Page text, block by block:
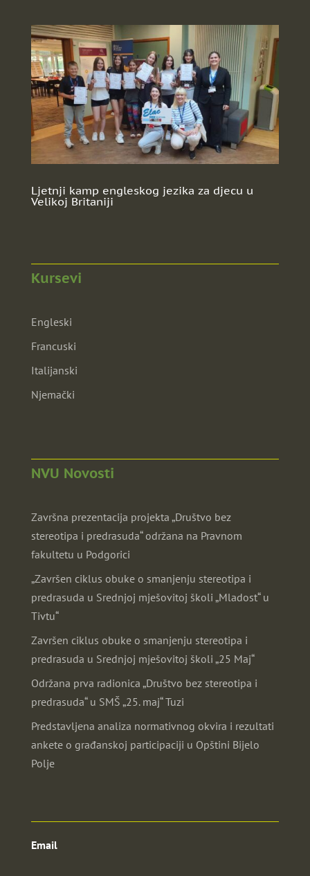
Ljetnji kamp engleskog jezika za djecu u
Velikoj Britaniji
Kursevi
Engleski
Francuski
Italijanski
Njemački
NVU Novosti
Završna prezentacija projekta „Društvo bez
stereotipa i predrasuda“ održana na Pravnom
fakultetu u Podgorici
„Završen ciklus obuke o smanjenju stereotipa i
predrasuda u Srednjoj mješovitoj školi „Mladost“ u
Tivtu“
Završen ciklus obuke o smanjenju stereotipa i
predrasuda u Srednjoj mješovitoj školi „25 Maj“
Održana prva radionica „Društvo bez stereotipa i
predrasuda“ u SMŠ „25. maj“ Tuzi
Predstavljena analiza normativnog okvira i rezultati
ankete o građanskoj participaciji u Opštini Bijelo
Polje
Email